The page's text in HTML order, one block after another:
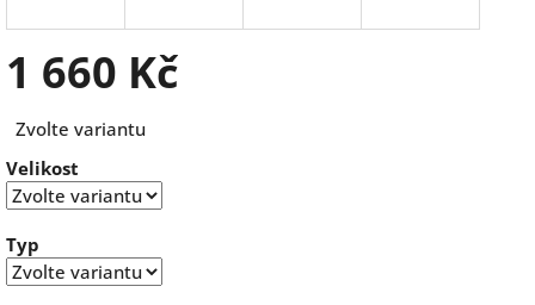
1 660 Kč
cena:
Zvolte variantu
Velikost
Typ